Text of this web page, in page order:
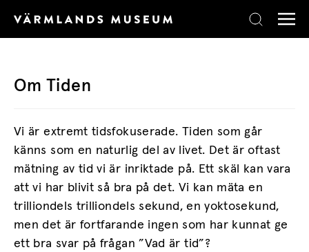
Om Tiden
Vi är extremt tidsfokuserade. Tiden som går
känns som en naturlig del av livet. Det är oftast
mätning av tid vi är inriktade på. Ett skäl kan vara
att vi har blivit så bra på det. Vi kan mäta en
trilliondels trilliondels sekund, en yoktosekund,
men det är fortfarande ingen som har kunnat ge
ett bra svar på frågan ”Vad är tid”?